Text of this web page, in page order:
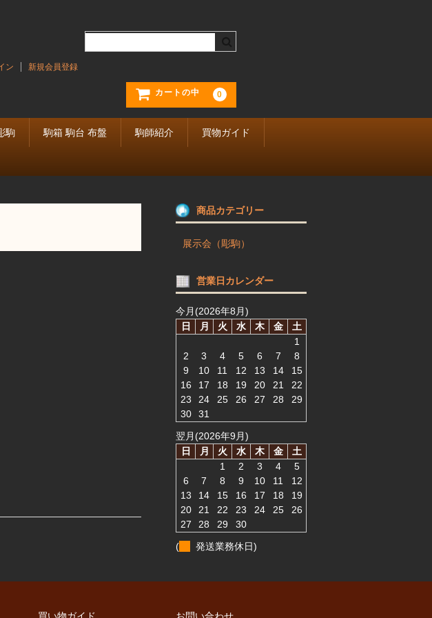
ン 新規会員登録
カートの中 0
駒 駒箱 駒台 布盤 駒師紹介 買物ガイド
商品カテゴリー
展示会（彫駒）
営業日カレンダー
今月(2026年8月)
日
月 火 水 木 金
土
1
2
3 4 5 6 7
8
9
10 11 12 13 14
15
16
17 18 19 20 21
22
23
24 25 26 27 28
29
30
31
翌月(2026年9月)
日
月 火 水 木 金
土
1
2 3 4
5
6
7 8 9 10 11
12
13
14 15 16 17 18
19
20
21 22 23 24 25
26
27
28 29
30
(
発送業務休日)
買い物ガイド お問い合わせ